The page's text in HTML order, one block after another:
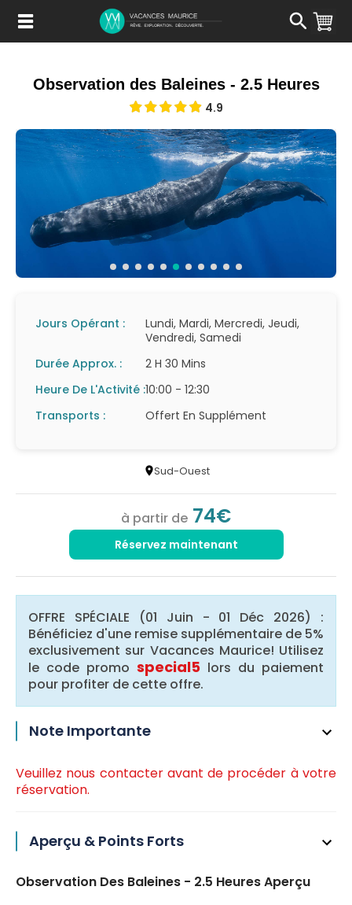
Contenu
Observation des Baleines - 2.5 Heures
4.9
Jours Opérant :
Lundi, Mardi, Mercredi, Jeudi,
Vendredi, Samedi
Durée Approx. :
2 H 30 Mins
Heure De L'Activité :10:00 - 12:30
Transports :
Offert En Supplément
Sud-Ouest
à partir de 74€
Réservez maintenant
OFFRE SPÉCIALE (01 Juin - 01 Déc 2026) :
Bénéficiez d'une remise supplémentaire de 5%
exclusivement sur Vacances Maurice! Utilisez
le code promo special5 lors du paiement
pour profiter de cette offre.
Note Importante
Veuillez nous contacter avant de procéder à votre
réservation.
Aperçu & Points Forts
Observation Des Baleines - 2.5 Heures Aperçu